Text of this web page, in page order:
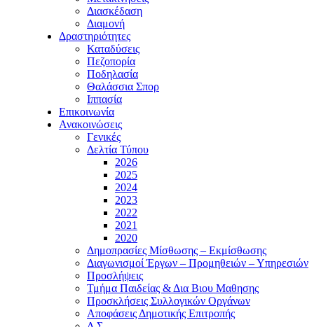
Διασκέδαση
Διαμονή
Δραστηριότητες
Καταδύσεις
Πεζοπορία
Ποδηλασία
Θαλάσσια Σπορ
Ιππασία
Επικοινωνία
Ανακοινώσεις
Γενικές
Δελτία Τύπου
2026
2025
2024
2023
2022
2021
2020
Δημοπρασίες Μίσθωσης – Εκμίσθωσης
Διαγωνισμοί Έργων – Προμηθειών – Υπηρεσιών
Προσλήψεις
Τμήμα Παιδείας & Δια Βιου Μαθησης
Προσκλήσεις Συλλογικών Οργάνων
Αποφάσεις Δημοτικής Επιτροπής